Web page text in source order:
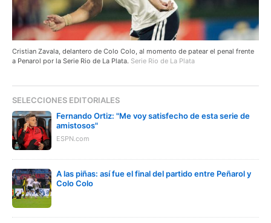
Cristian Zavala, delantero de Colo Colo, al momento de patear el penal frente
a Penarol por la Serie Rio de La Plata. Serie Rio de La Plata
SELECCIONES EDITORIALES
Fernando Ortiz: "Me voy satisfecho de esta serie de
amistosos"
ESPN.com
A las piñas: así fue el final del partido entre Peñarol y
Colo Colo